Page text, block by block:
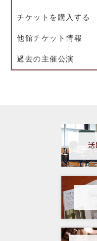
チケットを購入する
他館チケット情報
過去の主催公演